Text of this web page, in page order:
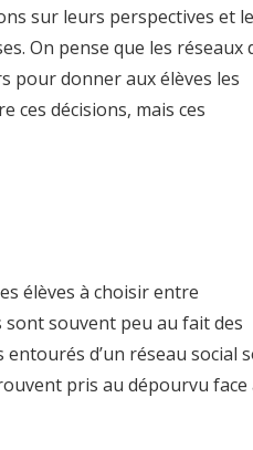
sur leurs perspectives et
On pense que les réseaux
pour donner aux élèves les
décisions, mais ces
élèves à choisir entre
souvent peu au fait des
d’un réseau social
pris au dépourvu face